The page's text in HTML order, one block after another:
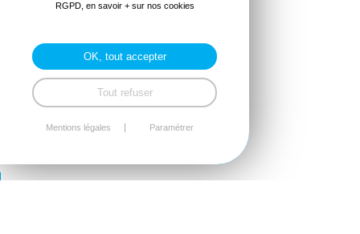
RGPD, en savoir + sur nos cookies
OK, tout accepter
Tout refuser
Mentions légales Paramétrer